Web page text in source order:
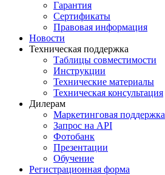
Гарантия
Сертификаты
Правовая информация
Новости
Техническая поддержка
Таблицы совместимости
Инструкции
Технические материалы
Техническая консультация
Дилерам
Маркетинговая поддержка
Запрос на API
Фотобанк
Презентации
Обучение
Регистрационная форма